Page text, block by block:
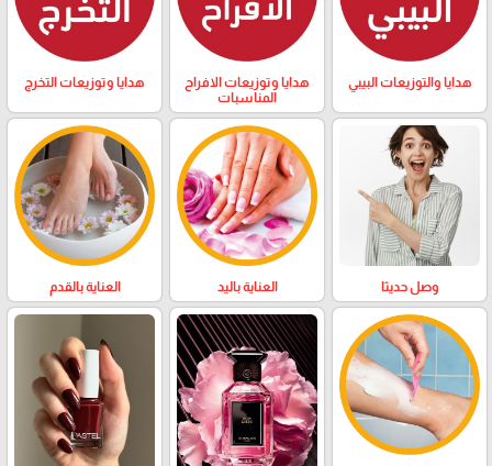
هدايا والتوزيعات البيبي
هدايا وتوزيعات الافراح
المناسبات
هدايا وتوزيعات التخرج
وصل حديثا العناية باليد العناية بالقدم